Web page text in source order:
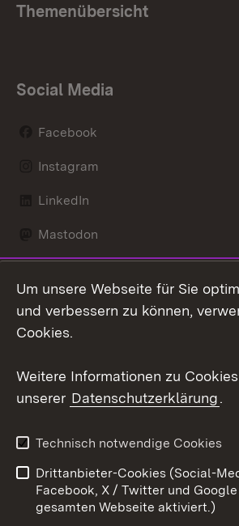
Themenübersicht
Social Media
Facebook
Instagram
LinkedIn
Mastodon
X / Twitter
Youtube
Kontakt
Barrierefreiheit
Impressum Cookies
Um unsere Webseite für Sie
und verbessern zu können,
Cookies.
Weitere Informationen zu
unserer Datenschutzerklärung.
Technisch notwendige Cookies
Drittanbieter-Cookies (Social-
Facebook, X / Twitter und
gesamten Webseite aktiviert.)